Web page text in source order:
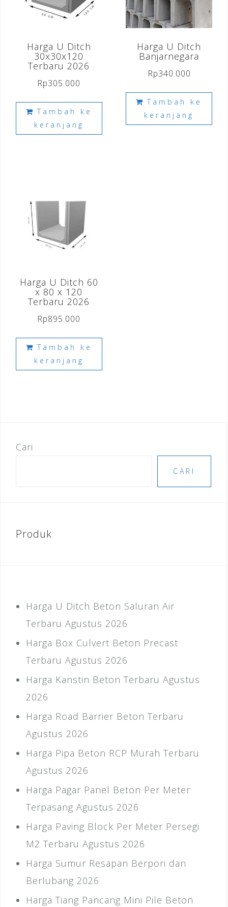
Harga U Ditch
30x30x120
Terbaru 2026
Rp305.000
Tambah ke
keranjang
Harga U Ditch
Banjarnegara
Rp340.000
Tambah ke
keranjang
Harga U Ditch 60
x 80 x 120
Terbaru 2026
Rp895.000
Tambah ke
keranjang
Cari
CARI
Produk
Harga U Ditch Beton Saluran Air
Terbaru Agustus 2026
Harga Box Culvert Beton Precast
Terbaru Agustus 2026
Harga Kanstin Beton Terbaru Agustus
2026
Harga Road Barrier Beton Terbaru
Agustus 2026
Harga Pipa Beton RCP Murah Terbaru
Agustus 2026
Harga Pagar Panel Beton Per Meter
Terpasang Agustus 2026
Harga Paving Block Per Meter Persegi
M2 Terbaru Agustus 2026
Harga Sumur Resapan Berpori dan
Berlubang 2026
Harga Tiang Pancang Mini Pile Beton